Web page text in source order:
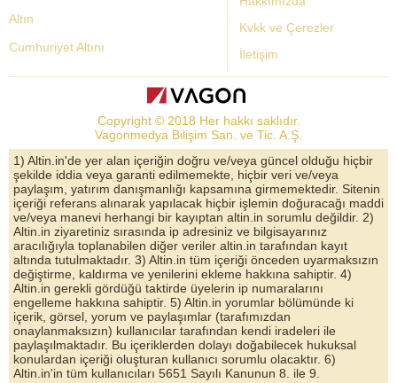
Kvkk ve Çerezler
İletişim
Altın
Cumhuriyet Altını
Dolar Kuru
Altın Yorumları
Döviz Kurları
Çeyrek Altın
Bitcoin
Euro/Dolar Parite
Sterlin
Döviz Arşivi
Copyright © 2018 Her hakkı saklıdır.
Vagonmedya Bilişim San. ve Tic. A.Ş.
1) Altin.in'de yer alan içeriğin doğru ve/veya güncel olduğu hiçbir
şekilde iddia veya garanti edilmemekte, hiçbir veri ve/veya
paylaşım, yatırım danışmanlığı kapsamına girmemektedir. Sitenin
içeriği referans alınarak yapılacak hiçbir işlemin doğuracağı maddi
ve/veya manevi herhangi bir kayıptan altin.in sorumlu değildir. 2)
Altin.in ziyaretiniz sırasında ip adresiniz ve bilgisayarınız
aracılığıyla toplanabilen diğer veriler altin.in tarafından kayıt
altında tutulmaktadır. 3) Altin.in tüm içeriği önceden uyarmaksızın
değiştirme, kaldırma ve yenilerini ekleme hakkına sahiptir. 4)
Altin.in gerekli gördüğü taktirde üyelerin ip numaralarını
engelleme hakkına sahiptir. 5) Altin.in yorumlar bölümünde ki
içerik, görsel, yorum ve paylaşımlar (tarafımızdan
onaylanmaksızın) kullanıcılar tarafından kendi iradeleri ile
paylaşılmaktadır. Bu içeriklerden dolayı doğabilecek hukuksal
konulardan içeriği oluşturan kullanıcı sorumlu olacaktır. 6)
Altin.in'in tüm kullanıcıları 5651 Sayılı Kanunun 8. ile 9.